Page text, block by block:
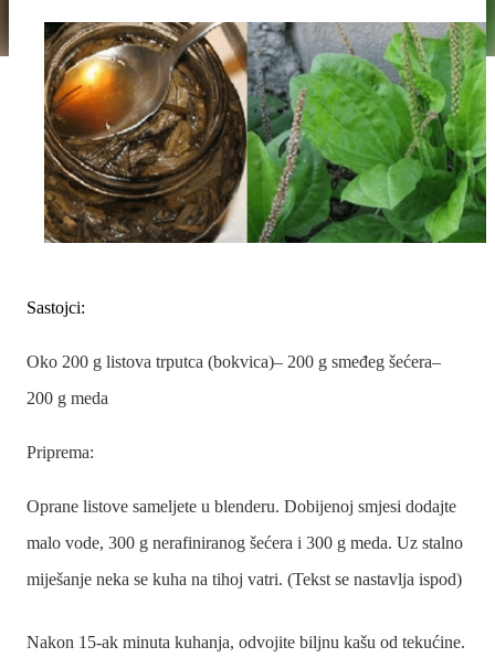
Sastojci:
Oko 200 g listova trputca (bokvica)– 200 g smeđeg šećera–
200 g meda
Priprema:
Oprane listove sameljete u blenderu. Dobijenoj smjesi dodajte
malo vode, 300 g nerafiniranog šećera i 300 g meda. Uz stalno
miješanje neka se kuha na tihoj vatri. (Tekst se nastavlja ispod)
Nakon 15-ak minuta kuhanja, odvojite biljnu kašu od tekućine.